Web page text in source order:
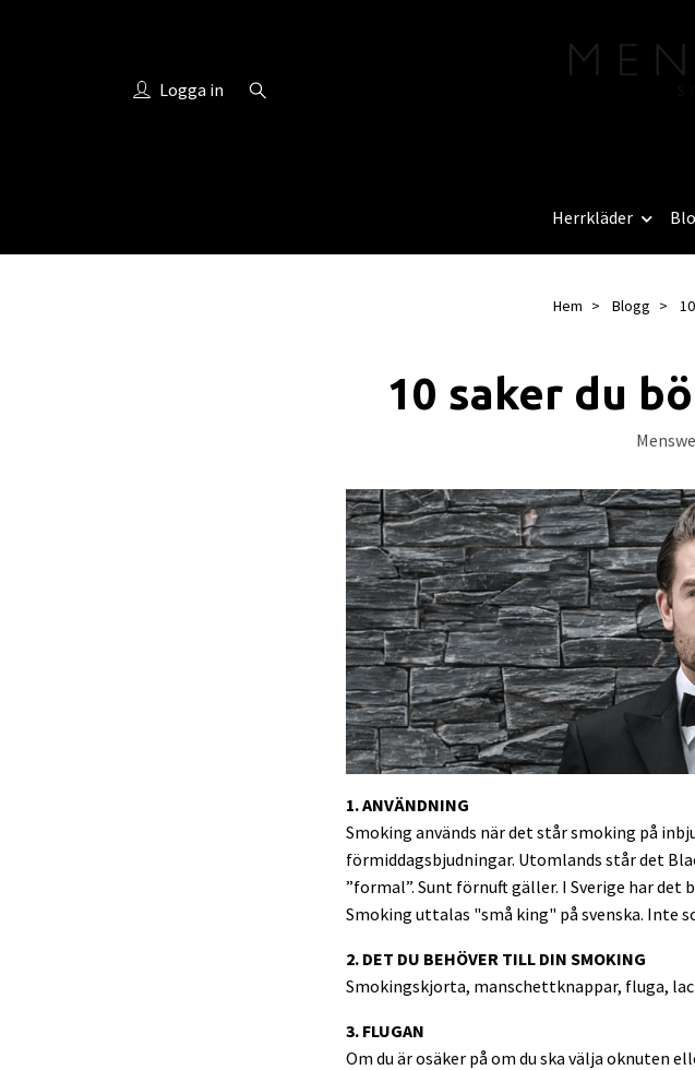
Logga in
Herrkläder
Hem Blogg
10 saker du
1. ANVÄNDNING
Smoking används när det står smoking på
förmiddagsbjudningar. Utomlands står det
”formal”. Sunt förnuft gäller. I Sverige har
Smoking uttalas "små king" på svenska. Inte
2. DET DU BEHÖVER TILL DIN SMOKING
Smokingskjorta, manschettknappar, fluga,
3. FLUGAN
Om du är osäker på om du ska välja oknuten